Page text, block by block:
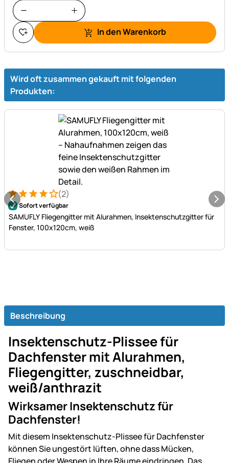
In den Warenkorb
Wird oft zusammen gekauft mit folgenden
Produkten:
Bewertung: 4 von 5 (2 Bewertungen)
2 Bewertungen
(2)
Sofort verfügbar
SAMUFLY Fliegengitter mit Alurahmen, Insektenschutzgitter für
Fenster, 100x120cm, weiß
Beschreibung
Insektenschutz-Plissee für
Dachfenster mit Alurahmen,
Fliegengitter, zuschneidbar,
weiß/anthrazit
Wirksamer Insektenschutz für
Dachfenster!
Mit diesem Insektenschutz-Plissee für Dachfenster
können Sie ungestört lüften, ohne dass Mücken,